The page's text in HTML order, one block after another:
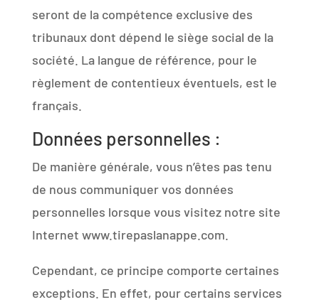
seront de la compétence exclusive des
tribunaux dont dépend le siège social de la
société. La langue de référence, pour le
règlement de contentieux éventuels, est le
français.
Données personnelles :
De manière générale, vous n’êtes pas tenu
de nous communiquer vos données
personnelles lorsque vous visitez notre site
Internet www.tirepaslanappe.com.
Cependant, ce principe comporte certaines
exceptions. En effet, pour certains services